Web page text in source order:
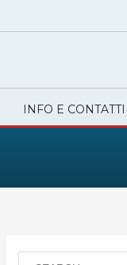
INFO E CONTATTI